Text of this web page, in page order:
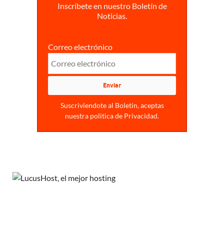
Inscríbete en nuestro Boletín de
Noticias.
Correo electrónico
Suscriviendote al Boletin, aceptas
nuestra politica de Privacidad.